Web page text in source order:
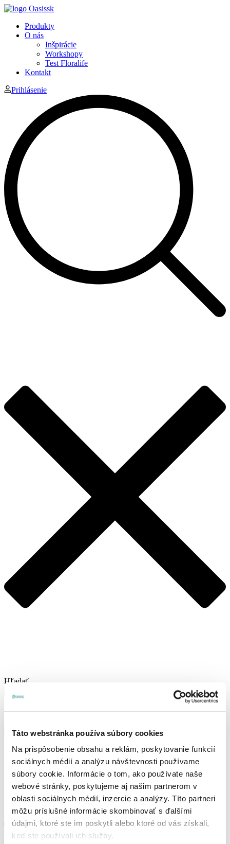
Táto webstránka používa súbory cookies
Na prispôsobenie obsahu a reklám, poskytovanie funkcií
sociálnych médií a analýzu návštevnosti používame
súbory cookie. Informácie o tom, ako používate naše
webové stránky, poskytujeme aj našim partnerom v
oblasti sociálnych médií, inzercie a analýzy. Títo partneri
môžu príslušné informácie skombinovať s ďalšími
údajmi, ktoré ste im poskytli alebo ktoré od vás získali,
keď ste používali ich služby.
Produkty
O nás
Inšpirácie
Workshopy
Test Floralife
Kontakt
Prihlásenie
Hľadať
Žiadne produkty nenajdené...